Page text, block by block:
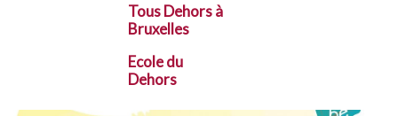
Tous Dehors à
Bruxelles
Ecole du
Dehors